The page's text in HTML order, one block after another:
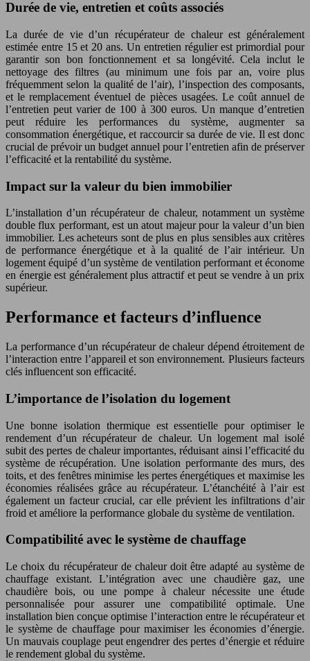
Durée de vie, entretien et coûts associés
La durée de vie d’un récupérateur de chaleur est généralement
estimée entre 15 et 20 ans. Un entretien régulier est primordial pour
garantir son bon fonctionnement et sa longévité. Cela inclut le
nettoyage des filtres (au minimum une fois par an, voire plus
fréquemment selon la qualité de l’air), l’inspection des composants,
et le remplacement éventuel de pièces usagées. Le coût annuel de
l’entretien peut varier de 100 à 300 euros. Un manque d’entretien
peut réduire les performances du système, augmenter sa
consommation énergétique, et raccourcir sa durée de vie. Il est donc
crucial de prévoir un budget annuel pour l’entretien afin de préserver
l’efficacité et la rentabilité du système.
Impact sur la valeur du bien immobilier
L’installation d’un récupérateur de chaleur, notamment un système
double flux performant, est un atout majeur pour la valeur d’un bien
immobilier. Les acheteurs sont de plus en plus sensibles aux critères
de performance énergétique et à la qualité de l’air intérieur. Un
logement équipé d’un système de ventilation performant et économe
en énergie est généralement plus attractif et peut se vendre à un prix
supérieur.
Performance et facteurs d’influence
La performance d’un récupérateur de chaleur dépend étroitement de
l’interaction entre l’appareil et son environnement. Plusieurs facteurs
clés influencent son efficacité.
L’importance de l’isolation du logement
Une bonne isolation thermique est essentielle pour optimiser le
rendement d’un récupérateur de chaleur. Un logement mal isolé
subit des pertes de chaleur importantes, réduisant ainsi l’efficacité du
système de récupération. Une isolation performante des murs, des
toits, et des fenêtres minimise les pertes énergétiques et maximise les
économies réalisées grâce au récupérateur. L’étanchéité à l’air est
également un facteur crucial, car elle prévient les infiltrations d’air
froid et améliore la performance globale du système de ventilation.
Compatibilité avec le système de chauffage
Le choix du récupérateur de chaleur doit être adapté au système de
chauffage existant. L’intégration avec une chaudière gaz, une
chaudière bois, ou une pompe à chaleur nécessite une étude
personnalisée pour assurer une compatibilité optimale. Une
installation bien conçue optimise l’interaction entre le récupérateur et
le système de chauffage pour maximiser les économies d’énergie.
Un mauvais couplage peut engendrer des pertes d’énergie et réduire
le rendement global du système.